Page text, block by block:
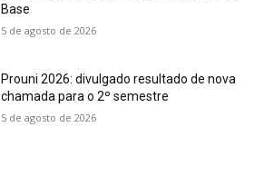
Base
5 de agosto de 2026
Prouni 2026: divulgado resultado de nova
chamada para o 2º semestre
5 de agosto de 2026